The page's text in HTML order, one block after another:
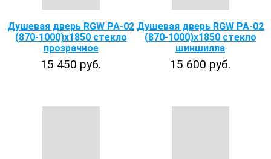
Душевая дверь RGW PA-02
(870-1000)x1850 стекло
прозрачное
15 450 руб.
Душевая дверь RGW PA-02
(870-1000)x1850 стекло
шиншилла
15 600 руб.